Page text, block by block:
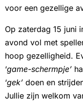
voor een gezellige
Op zaterdag 15 juni
avond vol met
hoop gezelligheid.
‘game-schermpje’
‘gek’ doen en
Jullie zijn welkom